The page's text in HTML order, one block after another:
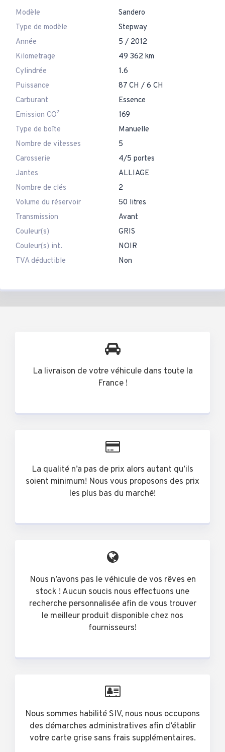
Modèle
Sandero
Type de modèle
Stepway
Année
5 / 2012
Kilometrage
49 362 km
Cylindrée
1.6
Puissance
87 CH / 6 CH
Carburant
Essence
Emission CO²
169
Type de boîte
Manuelle
Nombre de vitesses
5
Carosserie
4/5 portes
Jantes
ALLIAGE
Nombre de clés
2
Volume du réservoir
50 litres
Transmission
Avant
Couleur(s)
GRIS
Couleur(s) int.
NOIR
TVA déductible
Non
La livraison de votre véhicule dans toute la
France !
La qualité n’a pas de prix alors autant qu’ils
soient minimum! Nous vous proposons des prix
les plus bas du marché!
Nous n’avons pas le véhicule de vos rêves en
stock ! Aucun soucis nous effectuons une
recherche personnalisée afin de vous trouver
le meilleur produit disponible chez nos
fournisseurs!
Nous sommes habilité SIV, nous nous occupons
des démarches administratives afin d’établir
votre carte grise sans frais supplémentaires.